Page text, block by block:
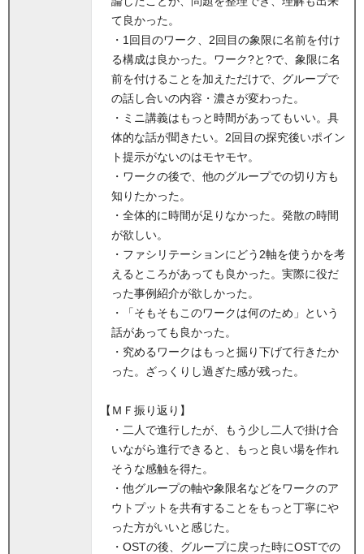
て良かった。
・1回目のワーク、2回目の象限に名前を付け
る構成は良かった。ワーク?と?で、象限に名
前を付けることを加えただけで、グループで
の話し合いの内容・濃さが変わった。
・ミニ講義はもっと時間があってもいい。具
体的な話が聞きたい。2回目の探究後いポイン
ト提示がないのはモヤモヤ。
・ワークの後で、他のグループでの切り方も
知りたかった。
・全体的に時間が足りなかった。発散の時間
が欲しい。
・ファシリテーションにどう2軸を使うかを考
えるところがあっても良かった。実際に役だ
った事例紹介が欲しかった。
・「そもそもこのワークは何のため」という
話があっても良かった。
・究めるワークはもっと掘り下げて行きたか
った。ざっくりし過ぎた感が残った。
【ＭＦ振り返り】
・二人で進行したが、もう少し二人で掛け合
いながら進行できると、もっと良い場を作れ
そうな感触を得た。
・他グループの軸や象限名などをワークのア
ウトプットを共有することをもっと丁寧にや
った方がいいと感じた。
・OSTの後、グループに戻った時にOSTでの